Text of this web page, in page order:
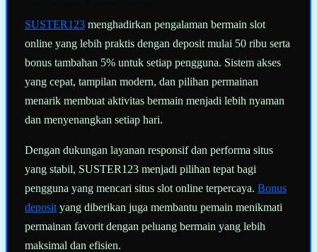
SUSTER123 menghadirkan pengalaman bermain slot
online yang lebih praktis dengan deposit mulai 50 ribu serta
bonus tambahan 5% untuk setiap pengguna. Sistem akses
yang cepat, tampilan modern, dan pilihan permainan
menarik membuat aktivitas bermain menjadi lebih nyaman
dan menyenangkan setiap hari.
Dengan dukungan layanan responsif dan performa situs
yang stabil, SUSTER123 menjadi pilihan tepat bagi
pengguna yang mencari situs slot online terpercaya. Bonus
deposit yang diberikan juga membantu pemain menikmati
permainan favorit dengan peluang bermain yang lebih
maksimal dan efisien.